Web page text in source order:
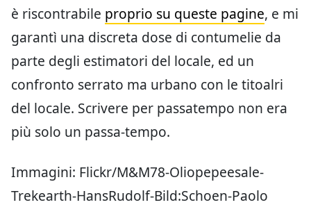
è riscontrabile proprio su queste pagine, e mi
garantì una discreta dose di contumelie da
parte degli estimatori del locale, ed un
confronto serrato ma urbano con le titoalri
del locale. Scrivere per passatempo non era
più solo un passa-tempo.
Immagini: Flickr/M&M78-Oliopepeesale-
Trekearth-HansRudolf-Bild:Schoen-Paolo